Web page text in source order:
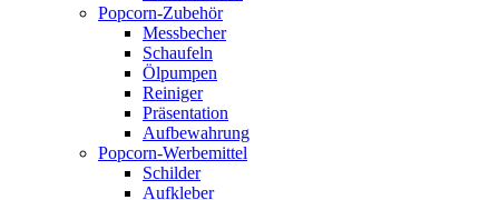
Popcorn-Zubehör
Messbecher
Schaufeln
Ölpumpen
Reiniger
Präsentation
Aufbewahrung
Popcorn-Werbemittel
Schilder
Aufkleber